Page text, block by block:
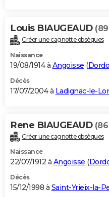
Louis BIAUGEAUD
Créer une cagnotte obsèques
Naissance
19/08/1914 à Angoisse (
Décès
17/07/2004 à Ladignac-le-
Rene BIAUGEAUD
Créer une cagnotte obsèques
Naissance
22/07/1912 à Angoisse (
Décès
15/12/1998 à Saint-Yrieix-la-